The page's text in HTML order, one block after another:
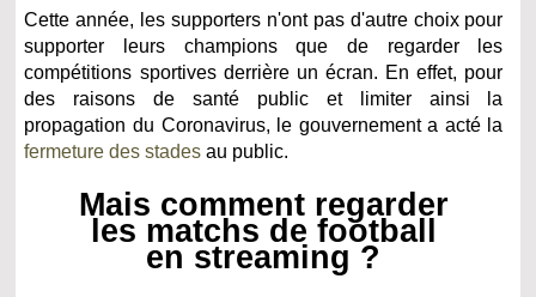
Cette année, les supporters n'ont pas d'autre choix pour
supporter leurs champions que de regarder les
compétitions sportives derrière un écran. En effet, pour
des raisons de santé public et limiter ainsi la
propagation du Coronavirus, le gouvernement a acté la
fermeture des stades au public.
Mais comment regarder
les matchs de football
en streaming ?